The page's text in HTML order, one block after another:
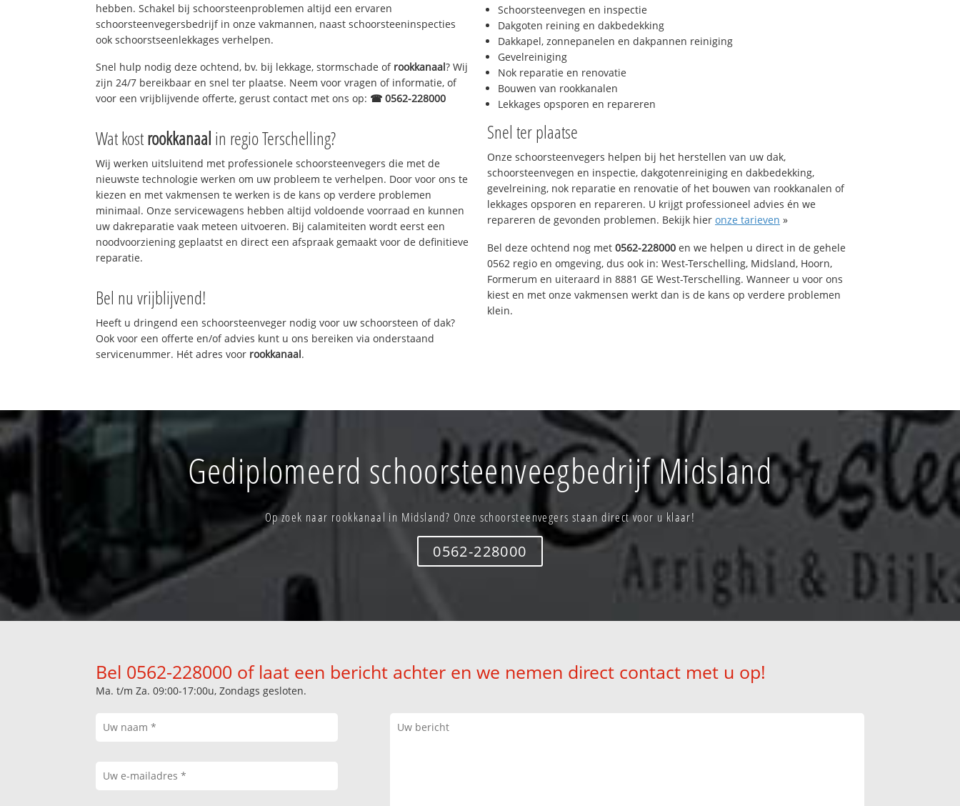
hebben. Schakel bij schoorsteenproblemen altijd een ervaren
schoorsteenvegersbedrijf in onze vakmannen, naast schoorsteeninspecties
ook schoorstseenlekkages verhelpen.
Snel hulp nodig deze ochtend, bv. bij lekkage, stormschade of rookkanaal? Wij
zijn 24/7 bereikbaar en snel ter plaatse. Neem voor vragen of informatie, of
voor een vrijblijvende offerte, gerust contact met ons op: ☎ 0562-228000
Wat kostrookkanaal in regio Terschelling?
Wij werken uitsluitend met professionele schoorsteenvegers die met de
nieuwste technologie werken om uw probleem te verhelpen. Door voor ons te
kiezen en met vakmensen te werken is de kans op verdere problemen
minimaal. Onze servicewagens hebben altijd voldoende voorraad en kunnen
uw dakreparatie vaak meteen uitvoeren. Bij calamiteiten wordt eerst een
noodvoorziening geplaatst en direct een afspraak gemaakt voor de definitieve
reparatie.
Bel nu vrijblijvend!
Heeft u dringend een schoorsteenveger nodig voor uw schoorsteen of dak?
Ook voor een offerte en/of advies kunt u ons bereiken via onderstaand
servicenummer. Hét adres voor rookkanaal.
Schoorsteenvegen en inspectie
Dakgoten reining en dakbedekking
Dakkapel, zonnepanelen en dakpannen reiniging
Gevelreiniging
Nok reparatie en renovatie
Bouwen van rookkanalen
Lekkages opsporen en repareren
Snel ter plaatse
Onze schoorsteenvegers helpen bij het herstellen van uw dak,
schoorsteenvegen en inspectie, dakgotenreiniging en dakbedekking,
gevelreining, nok reparatie en renovatie of het bouwen van rookkanalen of
lekkages opsporen en repareren. U krijgt professioneel advies én we
repareren de gevonden problemen. Bekijk hier onze tarieven »
Bel deze ochtend nog met 0562-228000 en we helpen u direct in de gehele
0562 regio en omgeving, dus ook in: West-Terschelling, Midsland, Hoorn,
Formerum en uiteraard in 8881 GE West-Terschelling. Wanneer u voor ons
kiest en met onze vakmensen werkt dan is de kans op verdere problemen
klein.
Gediplomeerd schoorsteenveegbedrijf Midsland
Op zoek naar rookkanaal in Midsland? Onze schoorsteenvegers staan direct voor u klaar!
0562-228000
Bel 0562-228000 of laat een bericht achter en we nemen direct contact met u op!
Ma. t/m Za. 09:00-17:00u, Zondags gesloten.